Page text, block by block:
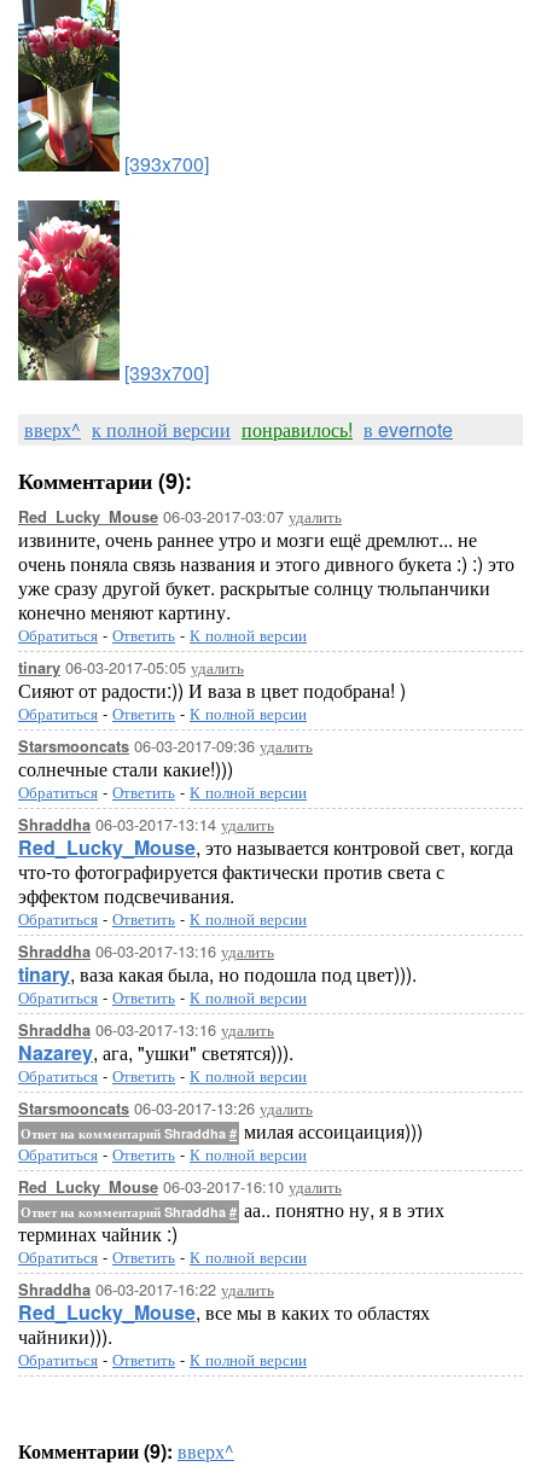
[393x700]
[393x700]
вверх^ к полной версии понравилось! в evernote
Комментарии (9):
Red_Lucky_Mouse 06-03-2017-03:07 удалить
извините, очень раннее утро и мозги ещё дремлют... не
очень поняла связь названия и этого дивного букета :) :) это
уже сразу другой букет. раскрытые солнцу тюльпанчики
конечно меняют картину.
Обратиться - Ответить - К полной версии
tinary 06-03-2017-05:05 удалить
Сияют от радости:)) И ваза в цвет подобрана! )
Обратиться - Ответить - К полной версии
Starsmooncats 06-03-2017-09:36 удалить
солнечные стали какие!)))
Обратиться - Ответить - К полной версии
Shraddha 06-03-2017-13:14 удалить
Red_Lucky_Mouse, это называется контровой свет, когда
что-то фотографируется фактически против света с
эффектом подсвечивания.
Обратиться - Ответить - К полной версии
Shraddha 06-03-2017-13:16 удалить
tinary, ваза какая была, но подошла под цвет))).
Обратиться - Ответить - К полной версии
Shraddha 06-03-2017-13:16 удалить
Nazarey, ага, "ушки" светятся))).
Обратиться - Ответить - К полной версии
Starsmooncats 06-03-2017-13:26 удалить
Ответ на комментарий Shraddha # милая ассоицаиция)))
Обратиться - Ответить - К полной версии
Red_Lucky_Mouse 06-03-2017-16:10 удалить
Ответ на комментарий Shraddha # аа.. понятно ну, я в этих
терминах чайник :)
Обратиться - Ответить - К полной версии
Shraddha 06-03-2017-16:22 удалить
Red_Lucky_Mouse, все мы в каких то областях
чайники))).
Обратиться - Ответить - К полной версии
Комментарии (9): вверх^